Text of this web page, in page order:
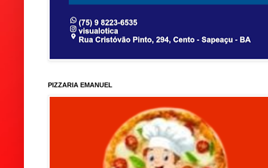
PIZZARIA EMANUEL